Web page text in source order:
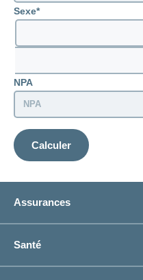
Sexe
NPA
Calculer
Assurances
Assurances complémentaires
Prévoyance
Santé